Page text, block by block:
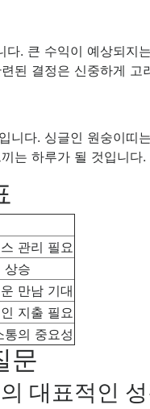
다. 큰 수익이 예상되지
된 결정은 신중하게 고
니다. 싱글인 원숭이띠
는 하루가 될 것입니다.
관리 필요
상승
만남 기대
지출 필요
통의 중요성
문
대표적인